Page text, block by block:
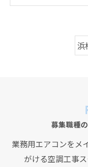
浜
募集職種
業務用エアコンをメ
がける空調工事